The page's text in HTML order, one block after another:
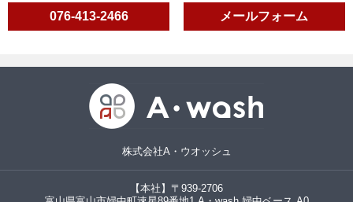
076-413-2466 メールフォーム
株式会社A・ウオッシュ
【本社】〒939-2706